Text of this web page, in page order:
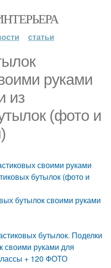
статьи
руками
из
(фото и
своими руками
бутылок (фото и
бутылок своими руками
бутылок. Поделки
своими руками для
+ 120 ФОТО